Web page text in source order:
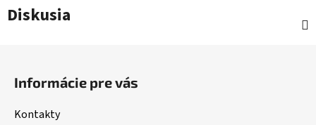
Diskusia
Informácie pre vás
Kontakty